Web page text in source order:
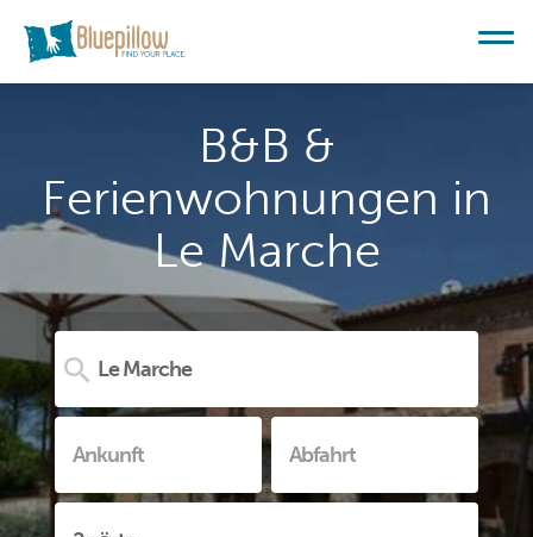
B&B &
Ferienwohnungen in
Le Marche